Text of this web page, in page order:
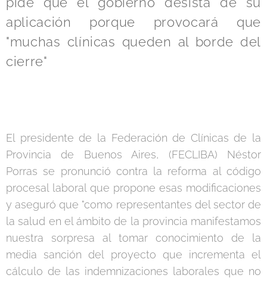
aplicación porque provocará que
"muchas clínicas queden al borde del
cierre"
El presidente de la Federación de Clínicas de la
Provincia de Buenos Aires, (FECLIBA) Néstor
Porras se pronunció contra la reforma al código
procesal laboral que propone esas modificaciones
y aseguró que "como representantes del sector de
la salud en el ámbito de la provincia manifestamos
nuestra sorpresa al tomar conocimiento de la
media sanción del proyecto que incrementa el
cálculo de las indemnizaciones laborales que no